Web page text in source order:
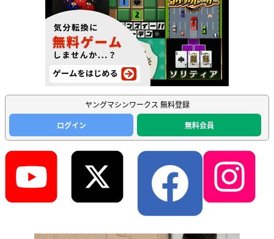
ヤングマシンワークス 無料登録
ログイン
無料会員